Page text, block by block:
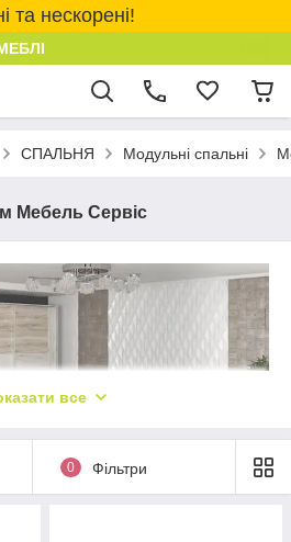
та нескорені!
СПАЛЬНЯ Модульні спальні
Мебель Сервіс
все
0 Фільтри